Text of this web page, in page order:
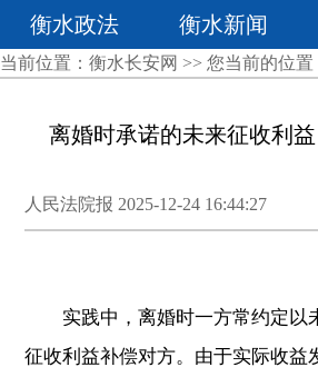
衡水政法 衡水新闻
当前位置： 衡水长安网 >> 您当前的位置
离婚时承诺的未来征收利
人民法院报 2025-12-24 16:44:27
实践中，离婚时一方常约定以
征收利益补偿对方。由于实际收益